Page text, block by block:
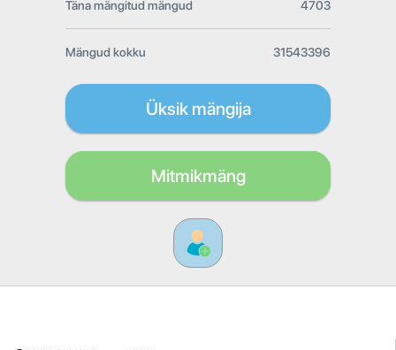
Täna mängitud mängud 4703
Mängud kokku 31543396
Üksik mängija
Mitmikmäng